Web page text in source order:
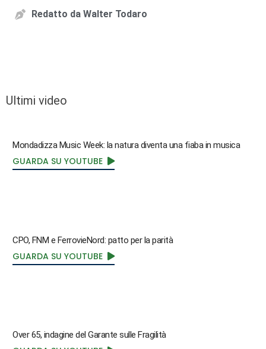
Redatto da Walter Todaro
Ultimi video
Mondadizza Music Week: la natura diventa una fiaba in musica
GUARDA SU YOUTUBE
CPO, FNM e FerrovieNord: patto per la parità
GUARDA SU YOUTUBE
Over 65, indagine del Garante sulle Fragilità